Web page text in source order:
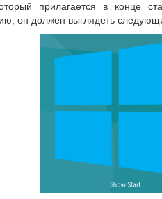
прилагается в конце
он должен выглядеть